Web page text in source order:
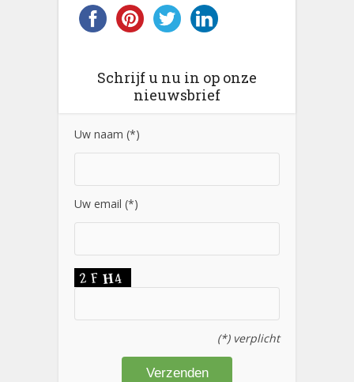
Schrijf u nu in op onze
nieuwsbrief
Uw naam (*)
Uw email (*)
(*) verplicht